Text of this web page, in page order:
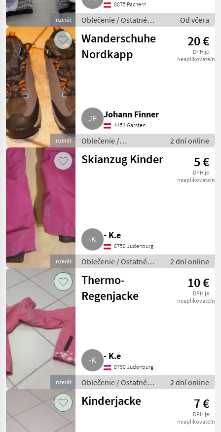
Inzerát
8075 Pachern
Oblečenie / Ostatné
oblečenie
Od včera
Inzerát
Wanderschuhe
Nordkapp
20 €
DPH je
neaplikovateľné
Johann Finner
4451 Garsten
Oblečenie /
Voľnočasové oblečenie
2 dní online
Inzerát
Skianzug Kinder 5 €
DPH je
neaplikovateľné
- K.e
8750 Judenburg
Oblečenie / Ostatné
oblečenie
2 dní online
Inzerát
Thermo-
Regenjacke
10 €
DPH je
neaplikovateľné
- K.e
8750 Judenburg
Oblečenie / Ostatné
oblečenie
2 dní online
Kinderjacke 7 €
DPH je
neaplikovateľné